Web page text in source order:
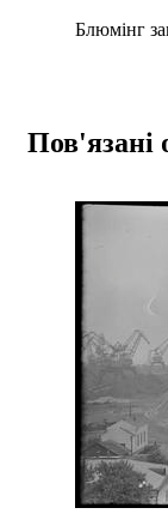
Блюмінг
Пов'язані